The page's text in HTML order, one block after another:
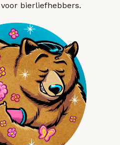
bierliefhebbers.